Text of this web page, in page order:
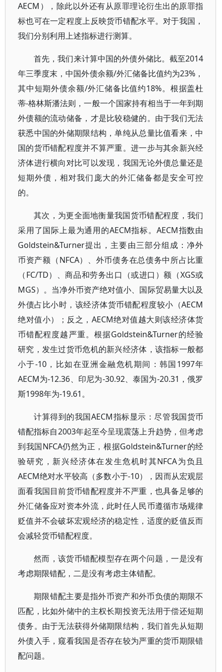
AECM），除此以外还有从原罪理论衍生出的原罪指
标也可在一定程度上反映货币错配水平。对于我国，
我们分别利用上述指标进行测算。
首先，我们来计算中国的外债外储比。截至2014
年三季度末，中国外债余额/外汇储备比值约为23%，
其中短期外债余额/外汇储备比值约18%。根据盖杜
蒂-格林斯潘法则，一般一个国家持有相当于一年到期
外债额的流动储备，才是比较稳健的。由于我们无法
获悉中国的外储期限结构，单纯从总量比值看来，中
国的货币错配程度并不算严重。进一步与其余新兴经
济体进行横向对比可以发现，我国无论外债总量还是
短期外债，相对我们庞大的外汇储备都是安全可控
的。
其次，为更全面地衡量我国货币错配程度，我们
采用了国际上最为通用的AECM指标。AECM指数由
Goldstein&Turner提出，主要由三部分组成：净外
币资产额（NFCA）、外币债务在总债务中所占比重
（FC/TD）、商品和劳务出口（或进口）额（XGS或
MGS）。当净外币资产绝对值小、国际贸易量大以及
外债占比小时，该经济体货币错配程度较小（AECM
绝对值小）；反之，AECM绝对值越大则该经济体货
币错配程度越严重。根据Goldstein&Turner的经验
研究，发生过货币危机的新兴经济体，该指标一般都
小于-10，比如在亚洲金融危机期间：韩国1997年
AECM为-12.36、印尼为-30.92、泰国为-20.31，俄罗
斯1998年为-19.61。
计算得到的我国AECM指标显示：尽管我国货币
错配指标自2003年起至今呈现震荡上升趋势，但考虑
到我国NFCA仍然为正，根据Goldstein&Turner的经
验研究，新兴经济体在发生危机时其NFCA为负且
AECM绝对水平较高（多数小于-10），因而从宏观层
面看我国目前货币错配程度并不严重，也具备足够的
外汇储备应对资本外流，此时任人民币遵循市场规律
贬值并不会破坏宏观经济的稳定性，适度的贬值反而
会减轻货币错配程度。
然而，该货币错配模型存在两个问题，一是没有
考虑期限错配，二是没有考虑主体错配。
期限错配主要是指外币资产和外币负债的期限不
匹配，比如外储中的主权长期投资无法用于偿还短期
债务。由于无法获得外储期限结构，我们首先从短期
外债入手，窥看我国是否存在较为严重的货币期限错
配问题。